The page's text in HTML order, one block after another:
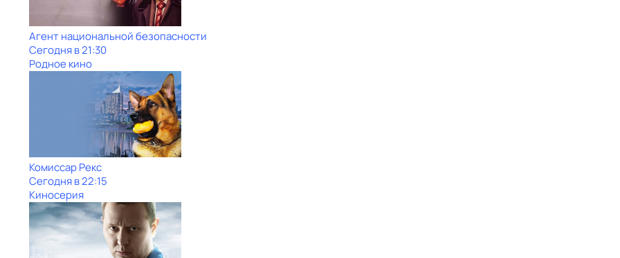
Агент национальной безопасности
Сегодня в 21:30
Родное кино
Комиссар Рекс
Сегодня в 22:15
Киносерия